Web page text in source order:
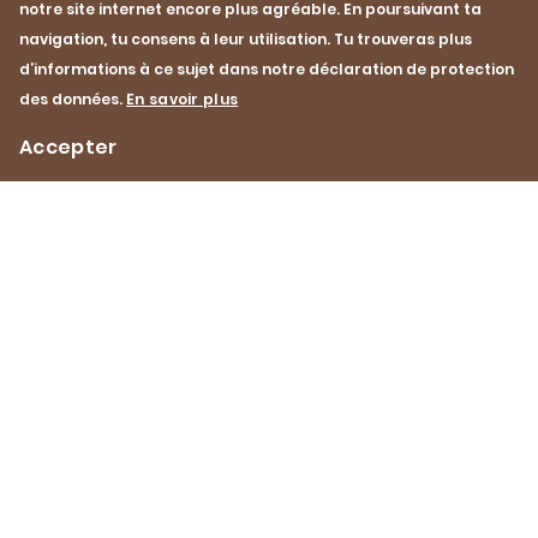
notre site internet encore plus agréable. En poursuivant ta
navigation, tu consens à leur utilisation. Tu trouveras plus
d’informations à ce sujet dans notre déclaration de protection
des données. En savoir plus
Accepter
Cuisson à la poêle